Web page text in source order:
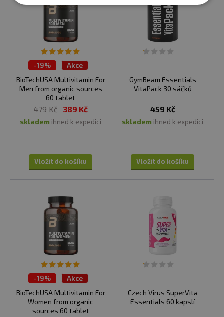
-19%
Akce
BioTechUSA Multivitamin For
Men from organic sources
60 tablet
479 Kč 389 Kč
skladem ihned k expedici
Vložit do košíku
GymBeam Essentials
VitaPack 30 sáčků
459 Kč
skladem ihned k expedici
Vložit do košíku
-19%
Akce
BioTechUSA Multivitamin For
Women from organic
sources 60 tablet
Czech Virus SuperVita
Essentials 60 kapslí